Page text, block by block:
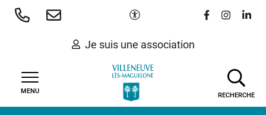
Aller
Paramètres d'accessibilité
Lien vers le
Lien vers
Lien
Je suis une association
MENU
RECHERCHE